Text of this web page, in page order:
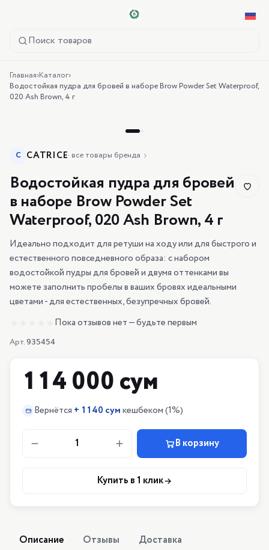
Поиск товаров
Главная›Каталог›
Водостойкая пудра для бровей в наборе Brow Powder Set Waterproof,
020 Ash Brown, 4 г
C CATRICE· все товары бренда
Водостойкая пудра для бровей
в наборе Brow Powder Set
Waterproof, 020 Ash Brown, 4 г
Идеально подходит для ретуши на ходу или для быстрого и
естественного повседневного образа: с набором
водостойкой пудры для бровей и двумя оттенками вы
можете заполнить пробелы в ваших бровях идеальными
цветами - для естественных, безупречных бровей.
Пока отзывов нет — будьте первым
Арт. 935454
114 000 сум
Вернётся + 1140 сумкешбеком(1%)
1 В корзину
Купить в 1 клик
Описание Отзывы Доставка